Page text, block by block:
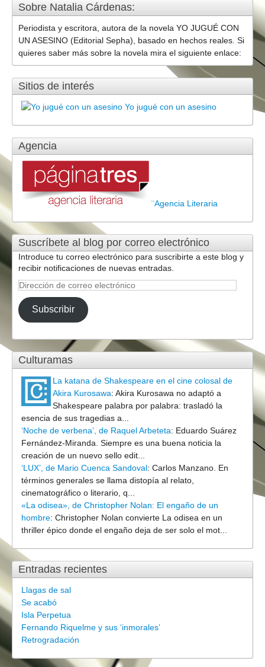
Sobre Natalia Cárdenas:
Periodista y escritora, autora de la novela YO JUGUÉ CON
UN ASESINO (Editorial Sepha), basado en hechos reales. Si
quieres saber más sobre la novela mira el siguiente enlace:
Sitios de interés
Yo jugué con un asesino
Agencia
¨Agencia Literaria
Suscríbete al blog por correo electrónico
Introduce tu correo electrónico para suscribirte a este blog y
recibir notificaciones de nuevas entradas.
Dirección
correo
electrónico
Subscribir
Culturamas
La katana de Shakespeare en el cine colosal de
Akira Kurosawa: Akira Kurosawa no adaptó a
Shakespeare palabra por palabra: trasladó la
esencia de sus tragedias a...
‘Noche de verbena’, de Raquel Arbeteta: Eduardo Suárez
Fernández-Miranda. Siempre es una buena noticia la
creación de un nuevo sello edit...
‘LUX’, de Mario Cuenca Sandoval: Carlos Manzano. En
términos generales se llama distopía al relato,
cinematográfico o literario, q...
«La odisea», de Christopher Nolan: El engaño de un
hombre: Christopher Nolan convierte La odisea en un
thriller épico donde el engaño deja de ser solo el mot...
Entradas recientes
Llagas de sal
Se acabó
Isla Perpetua
Fernando Riquelme y sus ‘inmorales’
Retrogradación